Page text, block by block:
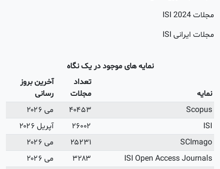
رسانی
می ۲۰۲۶
آپریل ۲۰۲۶
می ۲۰۲۶
می ۲۰۲۶